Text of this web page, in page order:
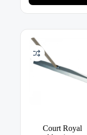
Court Royal